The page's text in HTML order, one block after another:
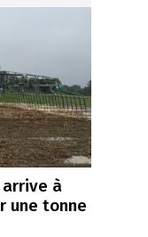
à
une tonne